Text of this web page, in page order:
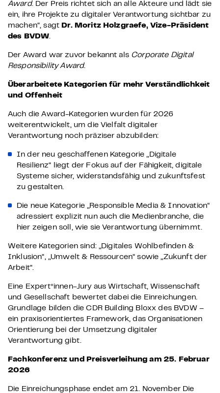
Award. Der Preis richtet sich an alle Akteure und lädt sie
ein, ihre Projekte zu digitaler Verantwortung sichtbar zu
machen“, sagt Dr. Moritz Holzgraefe, Vize-Präsident
des BVDW.
Der Award war zuvor bekannt als Corporate Digital
Responsibility Award.
Überarbeitete Kategorien für mehr Verständlichkeit
und Offenheit
Auch die Award-Kategorien wurden für 2026
weiterentwickelt, um die Vielfalt digitaler
Verantwortung noch präziser abzubilden:
In der neu geschaffenen Kategorie „Digitale
Resilienz“ liegt der Fokus auf der Fähigkeit, digitale
Systeme sicher, widerstandsfähig und zukunftsfest
zu gestalten.
Die neue Kategorie „Responsible Media & Innovation“
adressiert explizit nun auch die Medienbranche, die
hier zeigen soll, wie sie Verantwortung übernimmt.
Weitere Kategorien sind: „Digitales Wohlbefinden &
Inklusion“, „Umwelt & Ressourcen“ sowie „Zukunft der
Arbeit“.
Eine Expert*innen-Jury aus Wirtschaft, Wissenschaft
und Gesellschaft bewertet dabei die Einreichungen.
Grundlage bilden die CDR Building Bloxx des BVDW –
ein praxisorientiertes Framework, das Organisationen
Orientierung bei der Umsetzung digitaler
Verantwortung gibt.
Fachkonferenz und Preisverleihung am 25. Februar
2026
Die Einreichungsphase endet am 21. November Die